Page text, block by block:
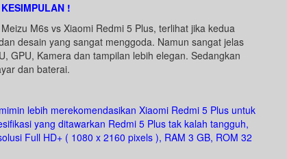
KESIMPULAN !
M6s vs Xiaomi Redmi 5 Plus, terlihat jika kedua
desain yang sangat menggoda. Namun sangat jelas
GPU, Kamera dan tampilan lebih elegan. Sedangkan
dan baterai.
lebih merekomendasikan Xiaomi Redmi 5 Plus untuk
yang ditawarkan Redmi 5 Plus tak kalah tangguh,
Full HD+ ( 1080 x 2160 pixels ), RAM 3 GB, ROM 32